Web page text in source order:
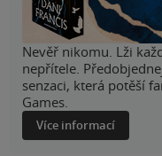
Nevěř nikomu. Lži
nepřítele.
senzaci, která potěší
Games.
Více informací